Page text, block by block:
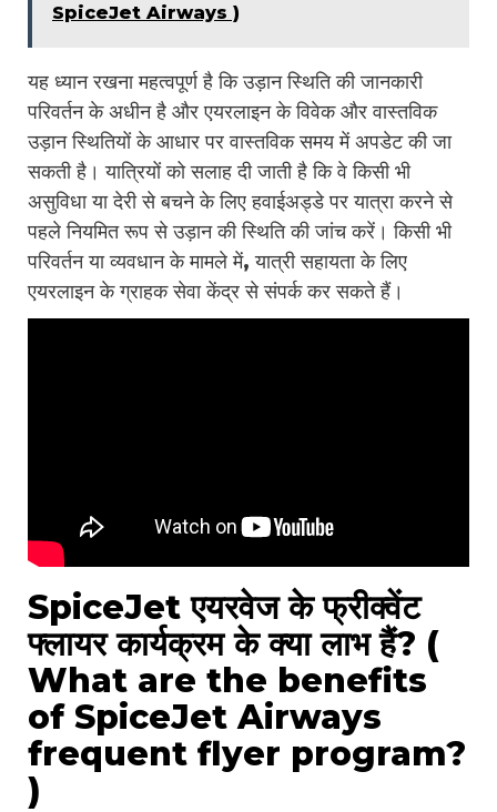
SpiceJet Airways )
यह ध्यान रखना महत्वपूर्ण है कि उड़ान स्थिति की जानकारी
परिवर्तन के अधीन है और एयरलाइन के विवेक और वास्तविक
उड़ान स्थितियों के आधार पर वास्तविक समय में अपडेट की जा
सकती है। यात्रियों को सलाह दी जाती है कि वे किसी भी
असुविधा या देरी से बचने के लिए हवाईअड्डे पर यात्रा करने से
पहले नियमित रूप से उड़ान की स्थिति की जांच करें। किसी भी
परिवर्तन या व्यवधान के मामले में, यात्री सहायता के लिए
एयरलाइन के ग्राहक सेवा केंद्र से संपर्क कर सकते हैं।
SpiceJet एयरवेज के फ्रीक्वेंट
फ्लायर कार्यक्रम के क्या लाभ हैं? (
What are the benefits
of SpiceJet Airways
frequent flyer program?
)